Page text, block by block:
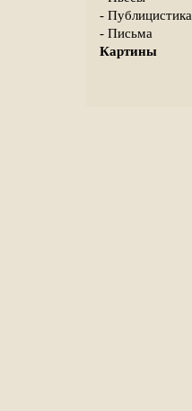
- Публицистика
- Письма
Картины